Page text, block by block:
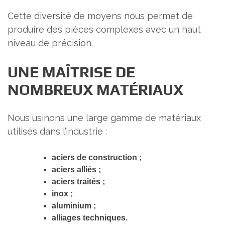
Cette diversité de moyens nous permet de
produire des pièces complexes avec un haut
niveau de précision.
UNE MAÎTRISE DE
NOMBREUX MATÉRIAUX
Nous usinons une large gamme de matériaux
utilisés dans l’industrie :
aciers de construction ;
aciers alliés ;
aciers traités ;
inox ;
aluminium ;
alliages techniques.